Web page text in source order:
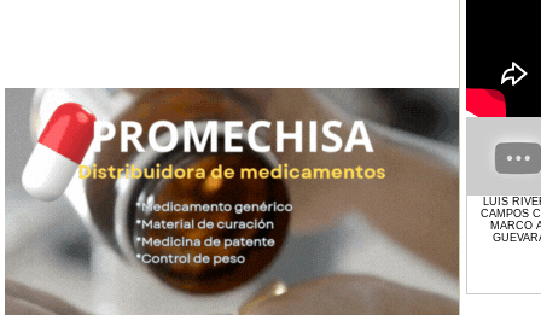
LUIS
CAMPOS
MARCO